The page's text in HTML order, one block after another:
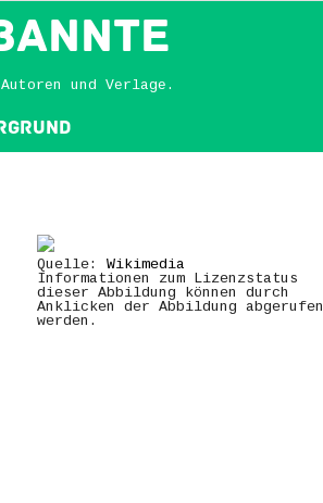
und Verlage.
Quelle: Wikimedia
Informationen zum Lizenzstatus
dieser Abbildung können durch
Anklicken der Abbildung abgerufen
werden.